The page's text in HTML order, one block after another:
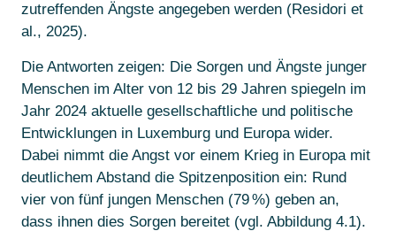
zutreffenden Ängste angegeben werden (Residori et
al., 2025).
Die Antworten zeigen: Die Sorgen und Ängste junger
Menschen im Alter von 12 bis 29 Jahren spiegeln im
Jahr 2024 aktuelle gesellschaftliche und politische
Entwicklungen in Luxemburg und Europa wider.
Dabei nimmt die Angst vor einem Krieg in Europa mit
deutlichem Abstand die Spitzenposition ein: Rund
vier von fünf jungen Menschen (79 %) geben an,
dass ihnen dies Sorgen bereitet (vgl. Abbildung 4.1).